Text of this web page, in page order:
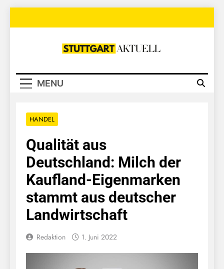
Stuttgart
MENU
HANDEL
Qualität aus
Deutschland: Milch der
Kaufland-Eigenmarken
stammt aus deutscher
Landwirtschaft
Redaktion 1. Juni 2022